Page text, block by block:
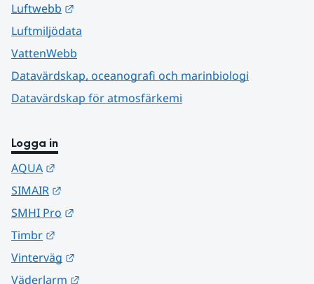
Luftwebb
Luftmiljödata
VattenWebb
Datavärdskap, oceanografi och marinbiologi
Datavärdskap för atmosfärkemi
Logga in
AQUA
SIMAIR
SMHI Pro
Timbr
Vinterväg
Väderlarm